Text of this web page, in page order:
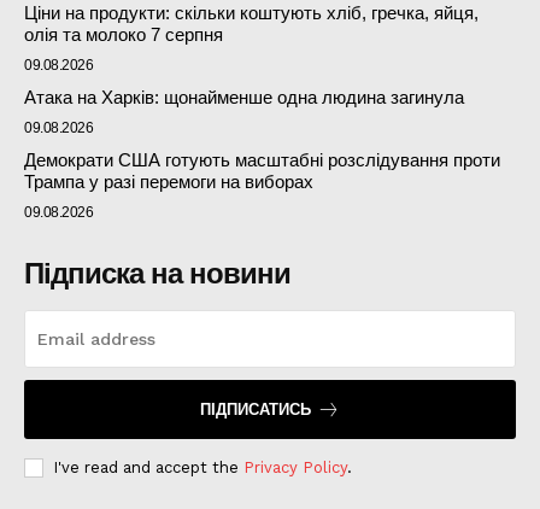
Ціни на продукти: скільки коштують хліб, гречка, яйця,
олія та молоко 7 серпня
09.08.2026
Атака на Харків: щонайменше одна людина загинула
09.08.2026
Демократи США готують масштабні розслідування проти
Трампа у разі перемоги на виборах
09.08.2026
Підписка на новини
ПІДПИСАТИСЬ
I've read and accept the Privacy Policy.